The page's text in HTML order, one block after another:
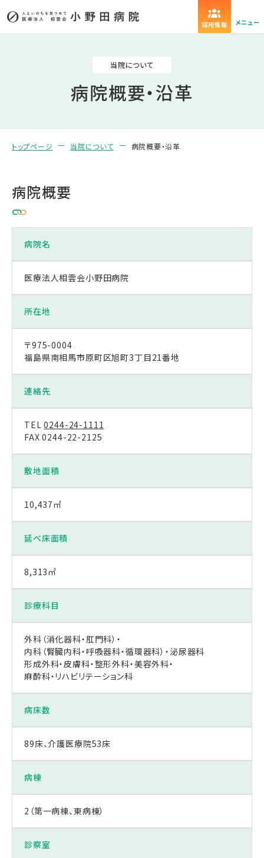
採用情報 メニュー
当院について
病院概要・沿革
トップページ 当院について 病院概要・沿革
病院概要
病院名
医療法人相雲会小野田病院
所在地
〒975-0004
福島県南相馬市原町区旭町3丁目21番地
連絡先
TEL0244-24-1111
FAX 0244-22-2125
敷地面積
10,437㎡
延べ床面積
8,313㎡
診療科目
外科（消化器科・肛門科）・
内科（腎臓内科・呼吸器科・循環器科）・泌尿器科
形成外科・皮膚科・整形外科・美容外科・
麻酔科・リハビリテーション科
病床数
89床、介護医療院53床
病棟
2（第一病棟、東病棟）
診察室